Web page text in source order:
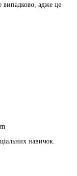
випадково, адже це
навичок.